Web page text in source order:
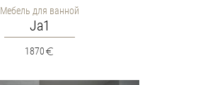
Мебель для ванной
Ja1
1870